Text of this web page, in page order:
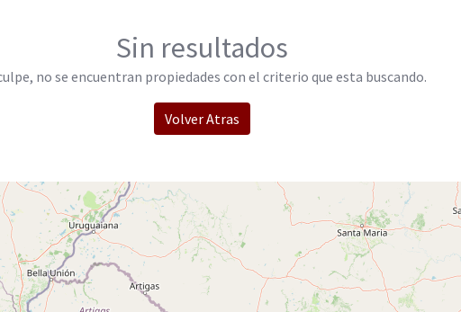
Sin resultados
no se encuentran propiedades con el criterio que esta buscando.
Volver Atras